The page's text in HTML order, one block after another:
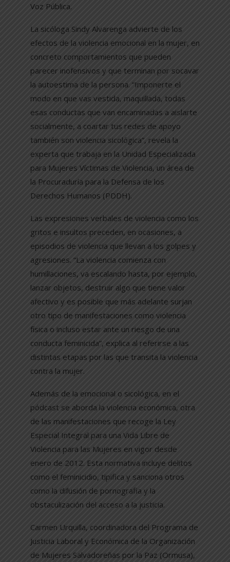
Voz Pública.
La sicóloga Sindy Alvarenga advierte de los
efectos de la violencia emocional en la mujer, en
concreto comportamientos que pueden
parecer inofensivos y que terminan por socavar
la autoestima de la persona. “Imponerte el
modo en que vas vestida, maquillada, todas
esas conductas que van encaminadas a aislarte
socialmente, a coartar tus redes de apoyo
también son violencia sicológica”, revela la
experta que trabaja en la Unidad Especializada
para Mujeres Víctimas de Violencia, un área de
la Procuraduría para la Defensa de los
Derechos Humanos (PDDH).
Las expresiones verbales de violencia como los
gritos e insultos preceden, en ocasiones, a
episodios de violencia que llevan a los golpes y
agresiones. “La violencia comienza con
humillaciones, va escalando hasta, por ejemplo,
lanzar objetos, destruir algo que tiene valor
afectivo y es posible que más adelante surjan
otro tipo de manifestaciones como violencia
física o incluso estar ante un riesgo de una
conducta feminicida”, explica al referirse a las
distintas etapas por las que transita la violencia
contra la mujer.
Además de la emocional o sicológica, en el
pódcast se aborda la violencia económica, otra
de las manifestaciones que recoge la Ley
Especial Integral para una Vida Libre de
Violencia para las Mujeres en vigor desde
enero de 2012. Esta normativa incluye delitos
como el feminicidio, tipifica y sanciona otros
como la difusión de pornografia y la
obstaculización del acceso a la justicia.
Carmen Urquilla, coordinadora del Programa de
Justicia Laboral y Económica de la Organización
de Mujeres Salvadoreñas por la Paz (Ormusa),